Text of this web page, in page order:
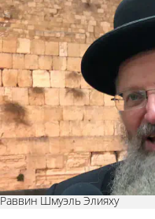
Раввин Шмуэль Элияху